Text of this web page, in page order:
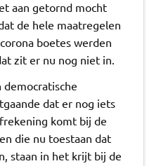
aan getornd mocht
de hele maatregelen
boetes werden
zit er nu nog niet in.
dat er nog iets
komt bij de
die nu toestaan dat
staan in het krijt bij de